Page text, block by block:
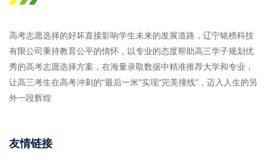
高考志愿选择的好坏直接影响学生未来的发展道路，辽宁铭榜科技
有限公司秉持教育公平的情怀，以专业的态度帮助高三学子规划优
秀的高考志愿选择方案，在海量录取数据中精准推荐大学和专业，
让高三考生在高考冲刺的“最后一米”实现“完美撞线”，迈入人生的另
外一段辉煌
友情链接